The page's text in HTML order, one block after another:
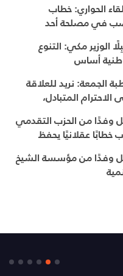
الحواري: خطاب
يصب في مصلحة أحد
الوزير مكي: التنوع
أساس
العلامة فضل الله في خطبة الجمعة: نريد للعلاقة
الاحترام المتبادل،
وفدًا من الحزب التقدمي
خطابًا عقلانيًا يحفظ
وفدًا من مؤسسة الشيخ